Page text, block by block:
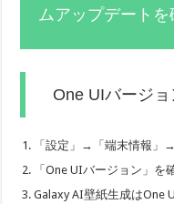
ムアップデートを
One UIバージ
「設定」→「端末情報」
「One UIバージョン」を
Galaxy AI壁紙生成はOne